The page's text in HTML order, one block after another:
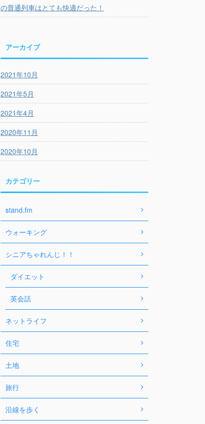
の普通列車はとても快適だった！
アーカイブ
2021年10月
2021年5月
2021年4月
2020年11月
2020年10月
カテゴリー
stand.fm
ウォーキング
シニアちゃれんじ！！
ダイエット
英会話
ネットライフ
住宅
土地
旅行
沿線を歩く